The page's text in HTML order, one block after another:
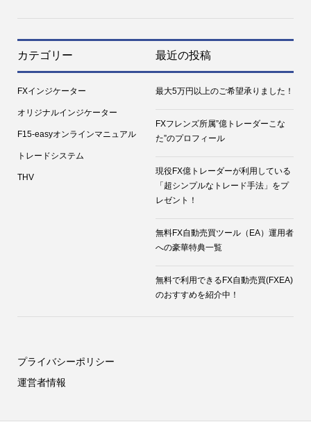
カテゴリー
FXインジケーター
オリジナルインジケーター
F15-easyオンラインマニュアル
トレードシステム
THV
最近の投稿
最大5万円以上のご希望承りました！
FXフレンズ所属”億トレーダーこな
た”のプロフィール
現役FX億トレーダーが利用している
「超シンプルなトレード手法」をプ
レゼント！
無料FX自動売買ツール（EA）運用者
への豪華特典一覧
無料で利用できるFX自動売買(FXEA)
のおすすめを紹介中！
プライバシーポリシー
運営者情報